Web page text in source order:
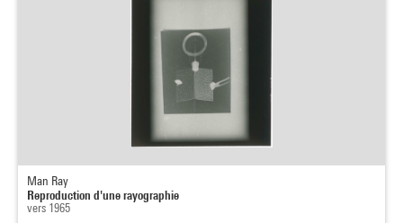
Man Ray
Reproduction d'une rayographie
vers 1965